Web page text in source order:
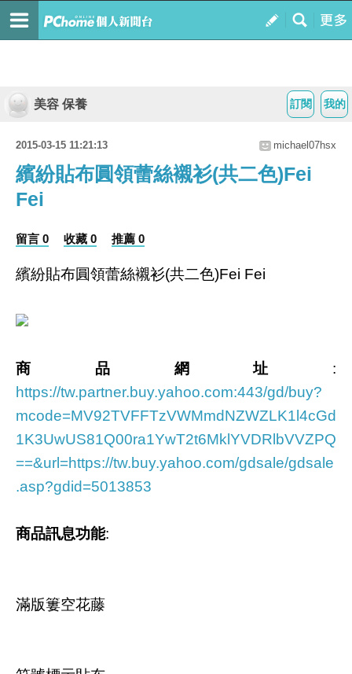
我的
訂閱
美容 保養
2015-03-15 11:21:13 michael07hsx
繽紛貼布圓領蕾絲襯衫(共二色)Fei
Fei
留言 0 收藏 0 推薦 0
繽紛貼布圓領蕾絲襯衫(共二色)Fei Fei
商品網址 :
https://tw.partner.buy.yahoo.com:443/gd/buy?
mcode=MV92TVFFTzVWMmdNZWZLK1l4cGd
1K3UwUS81Q00ra1YwT2t6MklYVDRlbVVZPQ
==&url=https://tw.buy.yahoo.com/gdsale/gdsale
.asp?gdid=5013853
商品訊息功能:
滿版簍空花藤